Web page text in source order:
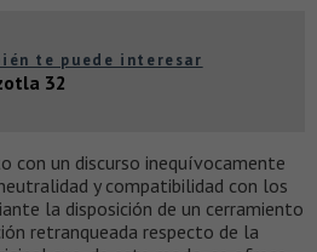
te puede interesar
32
con un discurso inequívocamente
y compatibilidad con los
la disposición de un cerramiento
retranqueada respecto de la